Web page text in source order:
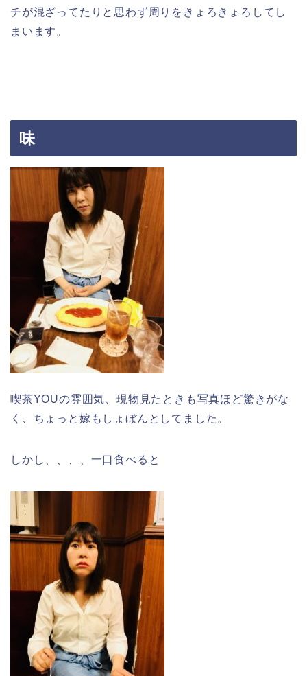
チが混ざってたりと思わず周りをきょろきょろしてし
まいます。
味
喫茶YOUの雰囲気、現物見たときも写真ほど驚きがな
く、ちょっと嫁もしょぼんとしてました。
しかし、、、、一口食べると